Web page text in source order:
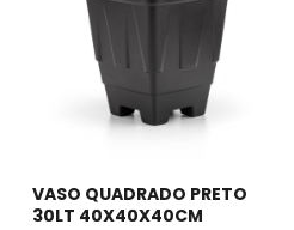
VASO QUADRADO PRETO
30LT 40X40X40CM